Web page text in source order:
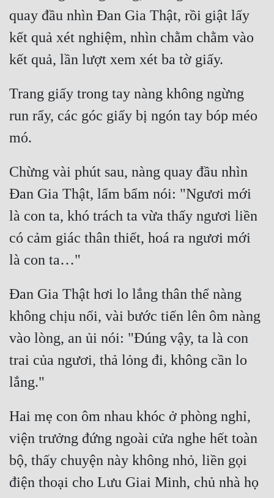
quay đầu nhìn Đan Gia Thật, rồi giật lấy
kết quả xét nghiệm, nhìn chằm chằm vào
Trang giấy trong tay nàng không ngừng
run rẩy, các góc giấy bị ngón tay bóp méo
Chừng vài phút sau, nàng quay đầu nhìn
Đan Gia Thật, lẩm bẩm nói: "Ngươi mới
là con ta, khó trách ta vừa thấy ngươi liền
có cảm giác thân thiết, hoá ra ngươi mới
Đan Gia Thật hơi lo lắng thân thể nàng
không chịu nổi, vài bước tiến lên ôm nàng
vào lòng, an ủi nói: "Đúng vậy, ta là con
trai của ngươi, thả lỏng đi, không cần lo
Hai mẹ con ôm nhau khóc ở phòng nghỉ,
viện trưởng đứng ngoài cửa nghe hết toàn
bộ, thấy chuyện này không nhỏ, liền gọi
điện thoại cho Lưu Giai Minh, chủ nhà họ